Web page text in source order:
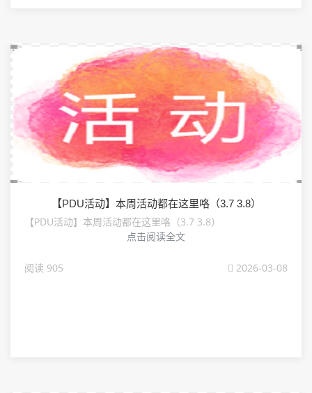
【PDU活动】本周活动都在这里咯（3.7 3.8）
【PDU活动】本周活动都在这里咯（3.7 3.8）
点击阅读全文
阅读 905 2026-03-08